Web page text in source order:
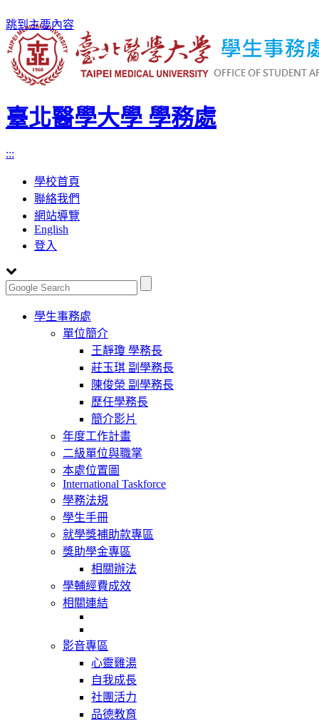
跳到主要內容
臺北醫學大學 學務處
:::
學校首頁
聯絡我們
網站導覽
English
登入
Toggle
navigation
學生事務處
單位簡介
王靜瓊 學務長
莊玉琪 副學務長
陳俊榮 副學務長
歷任學務長
簡介影片
年度工作計畫
二級單位與職掌
本處位置圖
International Taskforce
學務法規
學生手冊
就學獎補助款專區
獎助學金專區
相關辦法
學輔經費成效
相關連結
影音專區
心靈雞湯
自我成長
社團活力
品德教育